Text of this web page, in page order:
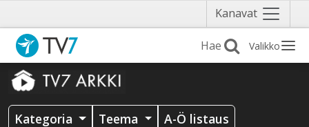
Kanavat Näytä
valikko
Valikko
Kategoria Teema A-Ö listaus